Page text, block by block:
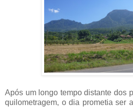
Após um longo tempo distante dos
quilometragem, o dia prometia ser